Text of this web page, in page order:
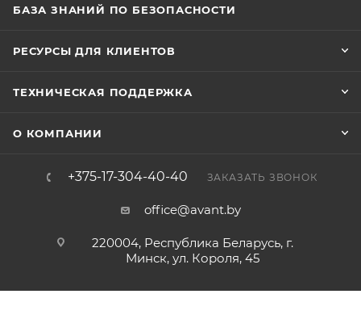
БАЗА ЗНАНИЙ ПО БЕЗОПАСНОСТИ
РЕСУРСЫ ДЛЯ КЛИЕНТОВ
ТЕХНИЧЕСКАЯ ПОДДЕРЖКА
О КОМПАНИИ
+375-17-304-40-40 ЗАКАЗАТЬ ЗВОНОК
office@avant.by
220004, Республика Беларусь, г.
Минск, ул. Короля, 45